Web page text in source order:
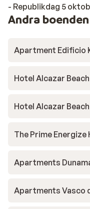
- Republikdag 5
Andra
Apartment Edificio
Hotel Alcazar Beach
Hotel Alcazar
The Prime Energize
Apartments
Apartments Vasco